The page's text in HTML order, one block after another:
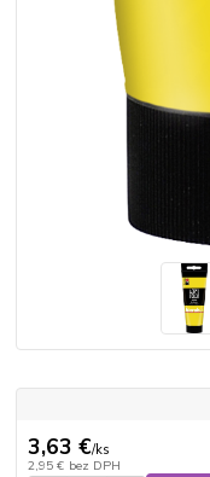
3,63 €/ks
2,95 € bez DPH